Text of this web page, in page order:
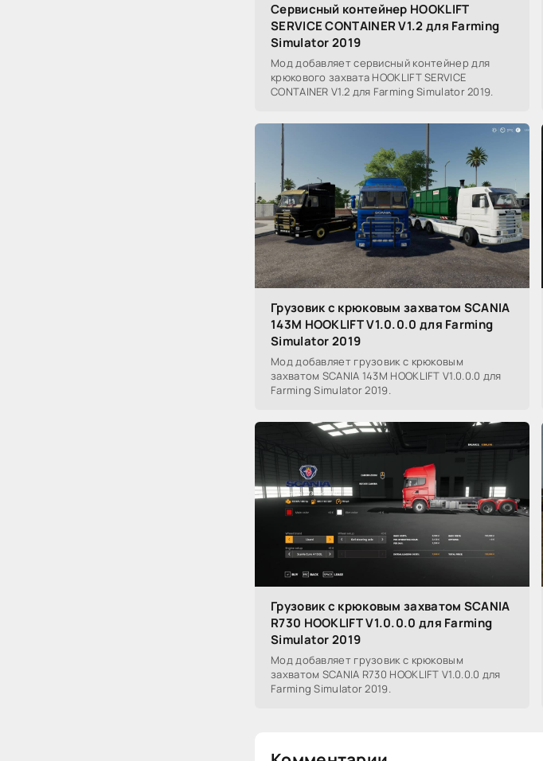
Сервисный контейнер HOOKLIFT
SERVICE CONTAINER V1.2 для Farming
Simulator 2019
Мод добавляет сервисный контейнер для
крюкового захвата HOOKLIFT SERVICE
CONTAINER V1.2 для Farming Simulator 2019.
Грузовик с крюковым захватом SCANIA
143M HOOKLIFT V1.0.0.0 для Farming
Simulator 2019
Мод добавляет грузовик с крюковым
захватом SCANIA 143M HOOKLIFT V1.0.0.0 для
Farming Simulator 2019.
Грузовик с крюковым захватом SCANIA
R730 HOOKLIFT V1.0.0.0 для Farming
Simulator 2019
Мод добавляет грузовик с крюковым
захватом SCANIA R730 HOOKLIFT V1.0.0.0 для
Farming Simulator 2019.